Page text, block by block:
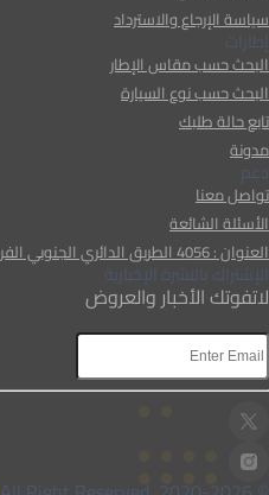
سياسة الإرجاع والاسترداد
إطارات
البحث حسب مقاس الإطار
البحث حسب نوع السيارة
تابع حالة طلبك
مدونة
دعم
تواصل معنا
الأسئلة الشائعة
العنوان : 4056 الطريق الدائري الجنوبي الفرعي، الفيصلية، الرياض 12896، المملكة العربية السعودية
الإشتراك بالنشرة الإخبارية
لاتفوتك الأخبار والعروض